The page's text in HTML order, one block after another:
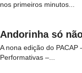
nos primeiros minutos...
Andorinha só
A nona edição do
Performativas –...